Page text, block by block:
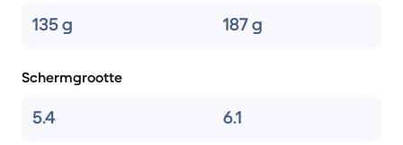
135 g 187 g
Schermgrootte
5.4 6.1